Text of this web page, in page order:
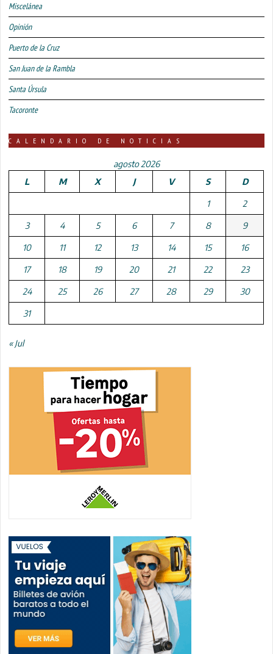
Miscelánea
Opinión
Puerto de la Cruz
San Juan de la Rambla
Santa Úrsula
Tacoronte
CALENDARIO DE NOTICIAS
agosto 2026
L
M X J V S D
1 2
3 4 5 6 7 8 9
10 11 12 13 14 15 16
17 18 19 20 21 22 23
24 25 26 27 28 29 30
31
« Jul